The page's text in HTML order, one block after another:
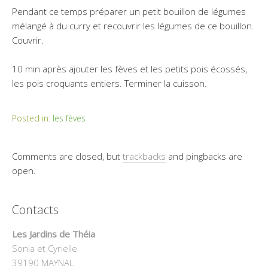
Pendant ce temps préparer un petit bouillon de légumes
mélangé à du curry et recouvrir les légumes de ce bouillon.
Couvrir.
10 min après ajouter les fèves et les petits pois écossés,
les pois croquants entiers. Terminer la cuisson.
Posted in: les fèves
Comments are closed, but trackbacks and pingbacks are
open.
Contacts
Les Jardins de Théia
Sonia et Cyrielle
39190 MAYNAL